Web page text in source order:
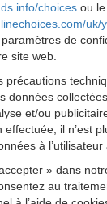
choices ou
uk/
de
site web.
précautions
données
et/ou
il n’est
à l’utilisateur
» dans
au